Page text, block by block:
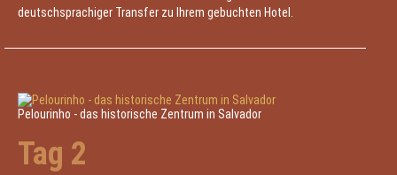
deutschsprachiger Transfer zu Ihrem gebuchten Hotel.
Pelourinho - das historische Zentrum in Salvador
Tag 2